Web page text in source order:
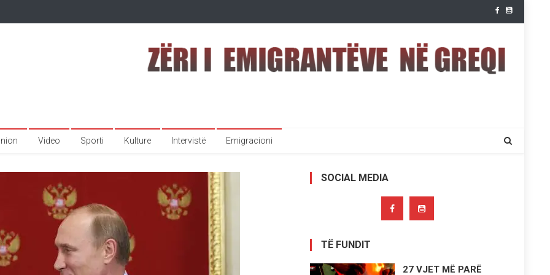
Video Sporti Kulture Intervistë Emigracioni
SOCIAL MEDIA
TË FUNDIT
27 VJET MË PARË